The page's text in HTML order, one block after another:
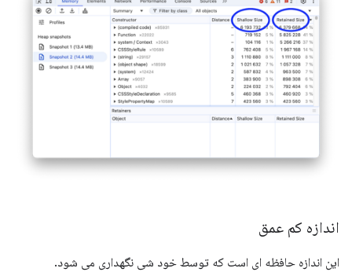
اندازه کم عمق
این اندازه حافظه ای است که توسط خود شی نگهداری می شود.